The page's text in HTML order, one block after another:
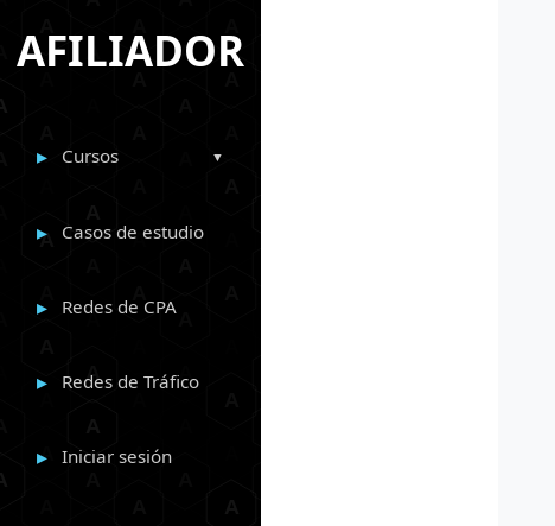
AFILIADOR
Cursos
Casos de estudio
Redes de CPA
Redes de Tráfico
Iniciar sesión